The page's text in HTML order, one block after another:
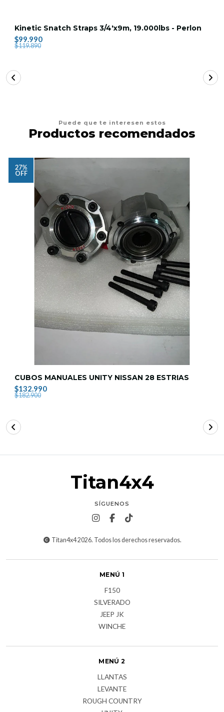
Kinetic Snatch Straps 3/4'x9m, 19.000lbs - Perlon
$99.990
$119.890
Puede que te interesen estos
Productos recomendados
27%
OFF
CUBOS MANUALES UNITY NISSAN 28 ESTRIAS
$132.990
$182.900
Titan4x4
SÍGUENOS
Titan4x4 2026. Todos los derechos reservados.
MENÚ 1
F150
SILVERADO
JEEP JK
WINCHE
MENÚ 2
LLANTAS
LEVANTE
ROUGH COUNTRY